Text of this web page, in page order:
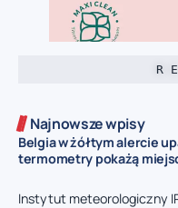
R
Najnowsze wpisy
Belgia w żółtym alercie
termometry pokażą
Instytut meteorologiczny